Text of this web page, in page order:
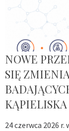
NOWE
SIĘ
KĄPIELISKA
24 czerwca 2026